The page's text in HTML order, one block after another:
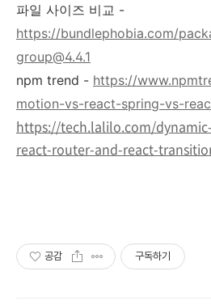
파일 사이즈 비교 -
https://bundlephobia.com/
group@4.4.1
npm trend - https://
motion-vs-react-spring-vs-
https://tech.lalilo.com/
react-router-and-react-
공감 구독하기